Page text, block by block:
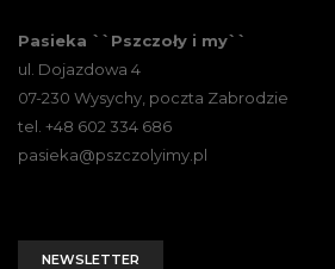
Pasieka ``Pszczoły i my``
ul. Dojazdowa 4
07-230 Wysychy, poczta Zabrodzie
tel. +48 602 334 686
pasieka@pszczolyimy.pl
NEWSLETTER